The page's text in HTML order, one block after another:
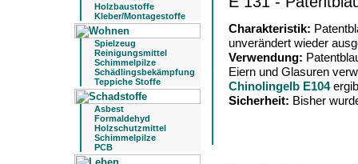
Holzbaustoffe
Kleber/Montagestoffe
Spielzeug
Reinigungsmittel
Schimmelpilze
Schädlingsbekämpfung
Teppiche Stoffe
Asbest
Formaldehyd
Holzschutzmittel
Schimmelpilze
PCB
Charakteristik:
unverändert wieder
Verwendung:
Eiern und Glasuren
Chinolingelb E104
Sicherheit: Bisher